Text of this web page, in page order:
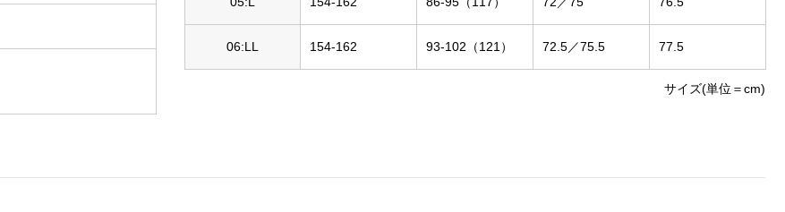
06:LL 154-162 93-102（121） 72.5／75.5 77.5
サイズ(単位＝cm)